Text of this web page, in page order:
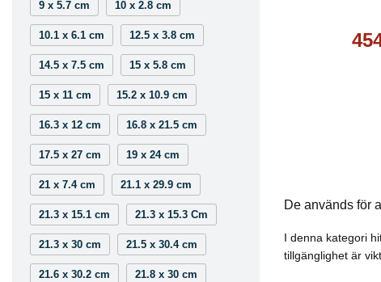
9 x 5.7 cm 10 x 2.8 cm
10.1 x 6.1 cm 12.5 x 3.8 cm
14.5 x 7.5 cm 15 x 5.8 cm
15 x 11 cm 15.2 x 10.9 cm
16.3 x 12 cm 16.8 x 21.5 cm
17.5 x 27 cm 19 x 24 cm
21 x 7.4 cm 21.1 x 29.9 cm
21.3 x 15.1 cm 21.3 x 15.3 Cm
21.3 x 30 cm 21.5 x 30.4 cm
21.6 x 30.2 cm 21.8 x 30 cm
De används för
I denna kategori
tillgänglighet är